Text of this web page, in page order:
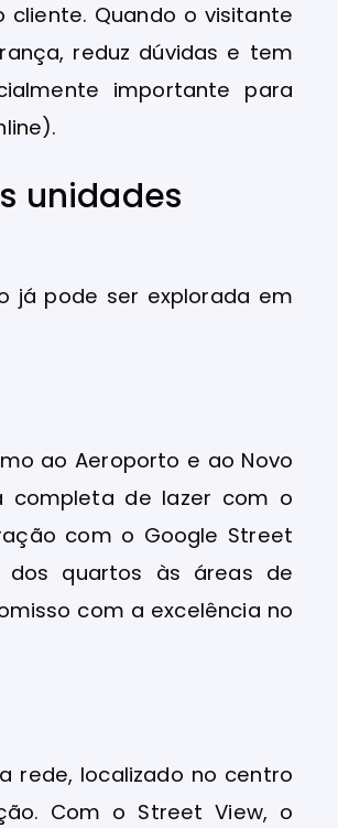
Quando o visitante
reduz dúvidas e tem
importante para
unidades
já pode ser explorada em
ao Aeroporto e ao Novo
completa de lazer com o
com o Google Street
dos quartos às áreas de
com a excelência no
rede, localizado no centro
Com o Street View, o